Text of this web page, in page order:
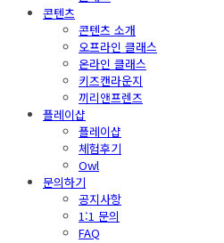
콘텐츠
콘텐츠 소개
오프라인 클래스
온라인 클래스
키즈캔라운지
끼리앤프렌즈
플레이샵
플레이샵
체험후기
Owl
문의하기
공지사항
1:1 문의
FAQ